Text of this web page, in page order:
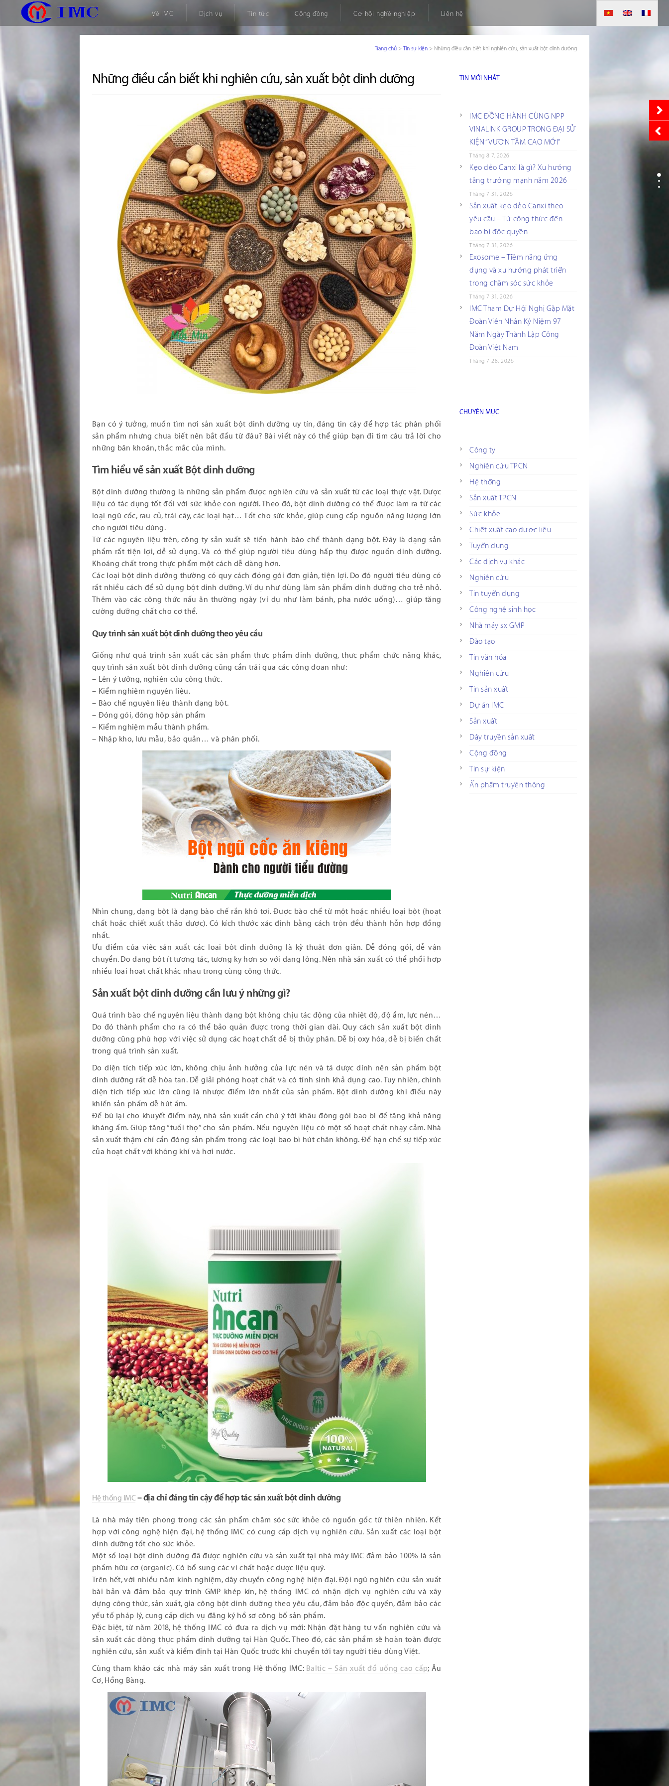
Về IMC Dịch vụ Tin tức Cộng đồng Cơ hội nghề nghiệp Liên hệ
Trang chủ > Tin sự kiện > Những điều cần biết khi nghiên cứu, sản xuất bột dinh dưỡng
Những điều cần biết khi nghiên cứu, sản xuất bột dinh dưỡng
Bạn có ý tưởng, muốn tìm nơi sản xuất bột dinh dưỡng uy tín, đáng tin cậy để hợp tác phân phối
sản phẩm nhưng chưa biết nên bắt đầu từ đâu? Bài viết này có thể giúp bạn đi tìm câu trả lời cho
những băn khoăn, thắc mắc của mình.
Tìm hiểu về sản xuất Bột dinh dưỡng
Bột dinh dưỡng thường là những sản phẩm được nghiên cứu và sản xuất từ các loại thực vật. Dược
liệu có tác dụng tốt đối với sức khỏe con người. Theo đó, bột dinh dưỡng có thể được làm ra từ các
loại ngũ cốc, rau củ, trái cây, các loại hạt… Tốt cho sức khỏe, giúp cung cấp nguồn năng lượng lớn
cho người tiêu dùng.
Từ các nguyên liệu trên, công ty sản xuất sẽ tiến hành bào chế thành dạng bột. Đây là dạng sản
phẩm rất tiện lợi, dễ sử dụng. Và có thể giúp người tiêu dùng hấp thụ được nguồn dinh dưỡng.
Khoáng chất trong thực phẩm một cách dễ dàng hơn.
Các loại bột dinh dưỡng thường có quy cách đóng gói đơn giản, tiện lợi. Do đó người tiêu dùng có
rất nhiều cách để sử dụng bột dinh dưỡng. Ví dụ như dùng làm sản phẩm dinh dưỡng cho trẻ nhỏ.
Thêm vào các công thức nấu ăn thường ngày (ví dụ như làm bánh, pha nước uống)… giúp tăng
cường dưỡng chất cho cơ thể.
Quy trình sản xuất bột dinh dưỡng theo yêu cầu
Giống như quá trình sản xuất các sản phẩm thực phẩm dinh dưỡng, thực phẩm chức năng khác,
quy trình sản xuất bột dinh dưỡng cũng cần trải qua các công đoạn như:
– Lên ý tưởng, nghiên cứu công thức.
– Kiểm nghiệm nguyên liệu.
– Bào chế nguyên liệu thành dạng bột.
– Đóng gói, đóng hộp sản phẩm
– Kiểm nghiệm mẫu thành phẩm.
– Nhập kho, lưu mẫu, bảo quản… và phân phối.
Nhìn chung, dạng bột là dạng bào chế rắn khô tơi. Được bào chế từ một hoặc nhiều loại bột (hoạt
chất hoặc chiết xuất thảo dược). Có kích thước xác định bằng cách trộn đều thành hỗn hợp đồng
nhất.
Ưu điểm của việc sản xuất các loại bột dinh dưỡng là kỹ thuật đơn giản. Dễ đóng gói, dễ vận
chuyển. Do dạng bột ít tương tác, tương kỵ hơn so với dạng lỏng. Nên nhà sản xuất có thể phối hợp
nhiều loại hoạt chất khác nhau trong cùng công thức.
Sản xuất bột dinh dưỡng cần lưu ý những gì?
Quá trình bào chế nguyên liệu thành dạng bột không chịu tác động của nhiệt độ, độ ẩm, lực nén…
Do đó thành phẩm cho ra có thể bảo quản được trong thời gian dài. Quy cách sản xuất bột dinh
dưỡng cũng phù hợp với việc sử dụng các hoạt chất dễ bị thủy phân. Dễ bị oxy hóa, dễ bị biến chất
trong quá trình sản xuất.
Do diện tích tiếp xúc lớn, không chịu ảnh hưởng của lực nén và tá dược dính nên sản phẩm bột
dinh dưỡng rất dễ hòa tan. Dễ giải phóng hoạt chất và có tính sinh khả dụng cao. Tuy nhiên, chính
diện tích tiếp xúc lớn cũng là nhược điểm lớn nhất của sản phẩm. Bột dinh dưỡng khi điều này
khiến sản phẩm dễ hút ẩm.
Để bù lại cho khuyết điểm này, nhà sản xuất cần chú ý tới khâu đóng gói bao bì để tăng khả năng
kháng ẩm. Giúp tăng “tuổi thọ” cho sản phẩm. Nếu nguyên liệu có một số hoạt chất nhạy cảm. Nhà
sản xuất thậm chí cần đóng sản phẩm trong các loại bao bì hút chân không. Để hạn chế sự tiếp xúc
của hoạt chất với không khí và hơi nước.
Hệ thống IMC– địa chỉ đáng tin cậy để hợp tác sản xuất bột dinh dưỡng
Là nhà máy tiên phong trong các sản phẩm chăm sóc sức khỏe có nguồn gốc từ thiên nhiên. Kết
hợp với công nghệ hiện đại, hệ thống IMC có cung cấp dịch vụ nghiên cứu. Sản xuất các loại bột
dinh dưỡng tốt cho sức khỏe.
Một số loại bột dinh dưỡng đã được nghiên cứu và sản xuất tại nhà máy IMC đảm bảo 100% là sản
phẩm hữu cơ (organic). Có bổ sung các vi chất hoặc dược liệu quý.
Trên hết, với nhiều năm kinh nghiệm, dây chuyền công nghệ hiện đại. Đội ngũ nghiên cứu sản xuất
bài bản và đảm bảo quy trình GMP khép kín, hệ thống IMC có nhận dịch vụ nghiên cứu và xây
dựng công thức, sản xuất, gia công bột dinh dưỡng theo yêu cầu, đảm bảo độc quyền, đảm bảo các
yếu tố pháp lý, cung cấp dịch vụ đăng ký hồ sơ công bố sản phẩm.
Đặc biệt, từ năm 2018, hệ thống IMC có đưa ra dịch vụ mới: Nhận đặt hàng tư vấn nghiên cứu và
sản xuất các dòng thực phẩm dinh dưỡng tại Hàn Quốc. Theo đó, các sản phẩm sẽ hoàn toàn được
nghiên cứu, sản xuất và kiểm định tại Hàn Quốc trước khi chuyển tới tay người tiêu dùng Việt.
Cùng tham khảo các nhà máy sản xuất trong Hệ thống IMC: Baltic – Sản xuất đồ uống cao cấp; Âu
Cơ, Hồng Bàng.
TIN MỚI NHẤT
IMC ĐỒNG HÀNH CÙNG NPP
VINALINK GROUP TRONG ĐẠI SỰ
KIỆN “VƯƠN TẦM CAO MỚI”
Tháng 8 7, 2026
Kẹo dẻo Canxi là gì? Xu hướng
tăng trưởng mạnh năm 2026
Tháng 7 31, 2026
Sản xuất kẹo dẻo Canxi theo
yêu cầu – Từ công thức đến
bao bì độc quyền
Tháng 7 31, 2026
Exosome – Tiềm năng ứng
dụng và xu hướng phát triển
trong chăm sóc sức khỏe
Tháng 7 31, 2026
IMC Tham Dự Hội Nghị Gặp Mặt
Đoàn Viên Nhân Kỷ Niệm 97
Năm Ngày Thành Lập Công
Đoàn Việt Nam
Tháng 7 28, 2026
CHUYÊN MỤC
Công ty
Nghiên cứu TPCN
Hệ thống
Sản xuất TPCN
Sức khỏe
Chiết xuất cao dược liệu
Tuyển dụng
Các dịch vụ khác
Nghiên cứu
Tin tuyển dụng
Công nghệ sinh học
Nhà máy sx GMP
Đào tạo
Tin văn hóa
Nghiên cứu
Tin sản xuất
Dự án IMC
Sản xuất
Dây truyền sản xuất
Cộng đồng
Tin sự kiện
Ấn phẩm truyền thông